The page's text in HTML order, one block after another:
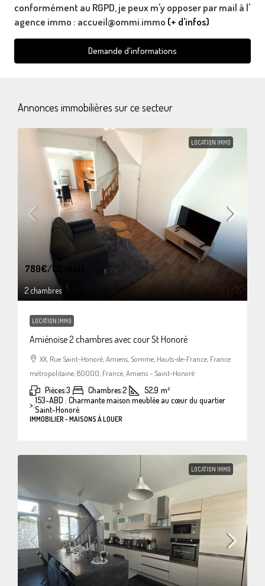
conformément au RGPD, je peux m'y opposer par mail à l'
agence immo : accueil@ommi.immo (+ d'infos)
Demande d'informations
Annonces immobilières sur ce secteur
LOCATION IMMO
780€/CC mois
2 chambres
LOCATION IMMO
Amiénoise 2 chambres avec cour St Honoré
XX, Rue Saint-Honoré, Amiens, Somme, Hauts-de-France, France
métropolitaine, 80000, France, Amiens - Saint-Honoré
Pièces:3 Chambres:2 52,9 m²
>:153-ABD : Charmante maison meublée au cœur du quartier
Saint-Honoré
IMMOBILIER - MAISONS À LOUER
LOCATION IMMO